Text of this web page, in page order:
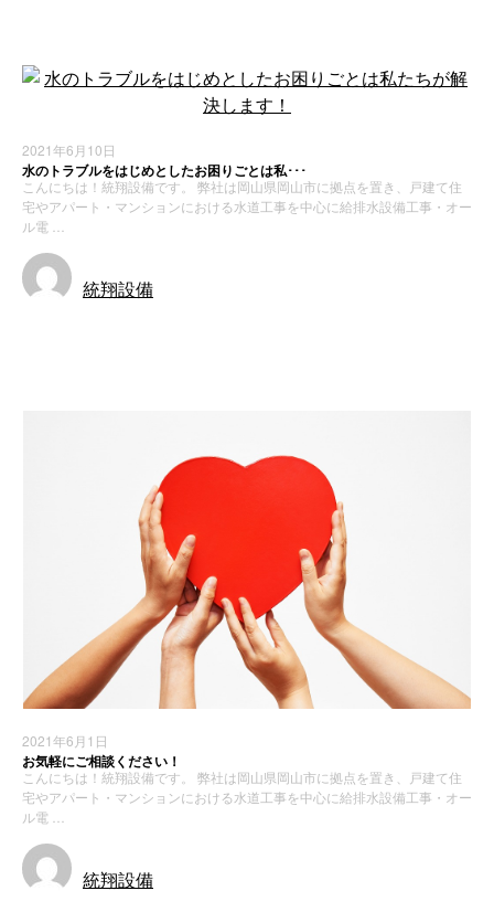
2021年6月10日
水のトラブルをはじめとしたお困りごとは私･･･
こんにちは！統翔設備です。 弊社は岡山県岡山市に拠点を置き、戸建て住
宅やアパート・マンションにおける水道工事を中心に給排水設備工事・オー
ル電 …
統翔設備
2021年6月1日
お気軽にご相談ください！
こんにちは！統翔設備です。 弊社は岡山県岡山市に拠点を置き、戸建て住
宅やアパート・マンションにおける水道工事を中心に給排水設備工事・オー
ル電 …
統翔設備